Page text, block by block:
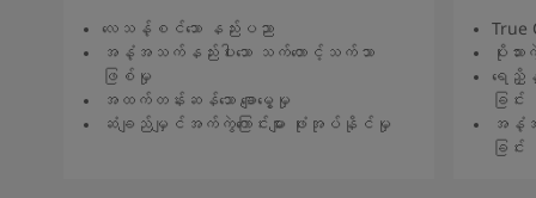
လေသန့်စင်သော နည်းပညာ
အနံ့အသက်နည်းပါးသော သက်တောင့်သက်သာ
ဖြစ်မှု
အထက်တန်းဆန်သော ချောမွေ့မှု
ဆံချည်မျှင်အက်ကွဲကြောင်းများ ဖုံးအုပ်နိုင်မှု
True
ပိုးသား
ရေညှိ
ခြင်း
အနံ့
ခြင်း